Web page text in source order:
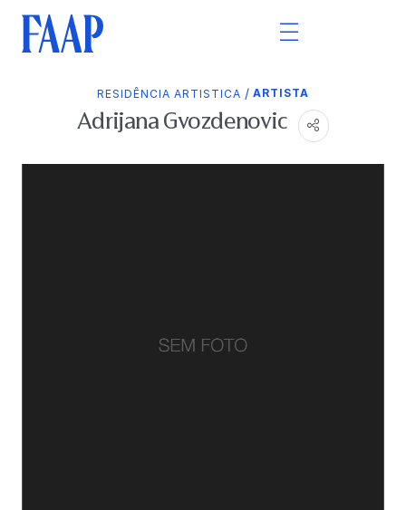
RESIDÊNCIA ARTISTICA / ARTISTA
Adrijana Gvozdenovic